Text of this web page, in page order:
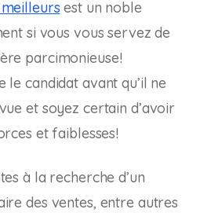
est un noble
si vous vous servez de
parcimonieuse!
le candidat avant qu’il ne
et soyez certain d’avoir
et faiblesses!
à la recherche d’un
des ventes, entre autres